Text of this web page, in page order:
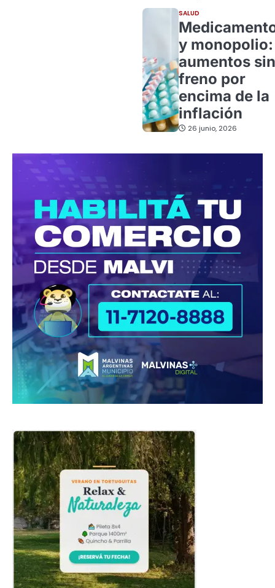
SALUD
y monopolio:
aumentos sin
freno por
encima de la
inflación
26 junio, 2026